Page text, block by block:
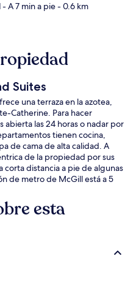
- A 7 min a pie- 0.6 km
Suites
una terraza en la azotea,
Catherine. Para hacer
abierta las 24 horas o nadar por
tienen cocina,
de cama de alta calidad. A
de la propiedad por sus
corta distancia a pie de algunas
de metro de McGill está a 5
esta